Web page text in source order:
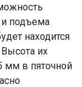
подъема
находится
их
мм в пяточной